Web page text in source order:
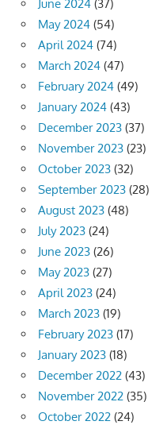
June 2024 (37)
May 2024 (54)
April 2024 (74)
March 2024 (47)
February 2024 (49)
January 2024 (43)
December 2023 (37)
November 2023 (23)
October 2023 (32)
September 2023 (28)
August 2023 (48)
July 2023 (24)
June 2023 (26)
May 2023 (27)
April 2023 (24)
March 2023 (19)
February 2023 (17)
January 2023 (18)
December 2022 (43)
November 2022 (35)
October 2022 (24)